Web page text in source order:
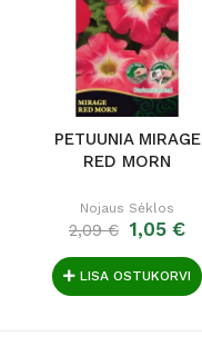
PETUUNIA MIRAGE
RED MORN
Nojaus Sėklos
2,09 € 1,05 €
LISA OSTUKORVI